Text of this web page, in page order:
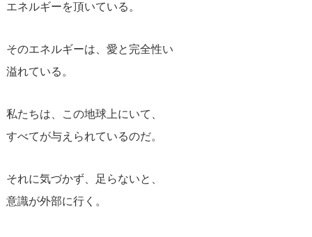
エネルギーを頂いている。
そのエネルギーは、愛と完全性い
溢れている。
私たちは、この地球上にいて、
すべてが与えられているのだ。
それに気づかず、足らないと、
意識が外部に行く。